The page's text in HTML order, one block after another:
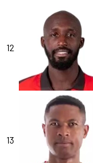
12
13